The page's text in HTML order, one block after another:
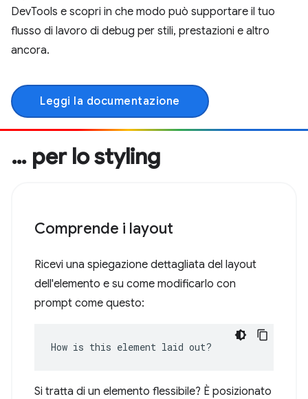
DevTools e scopri in che modo può supportare il tuo
flusso di lavoro di debug per stili, prestazioni e altro
ancora.
Leggi la documentazione
… per lo styling
Comprende i layout
Ricevi una spiegazione dettagliata del layout
dell'elemento e su come modificarlo con
prompt come questo:
How is this element laid out?
Si tratta di un elemento flessibile? È posizionato